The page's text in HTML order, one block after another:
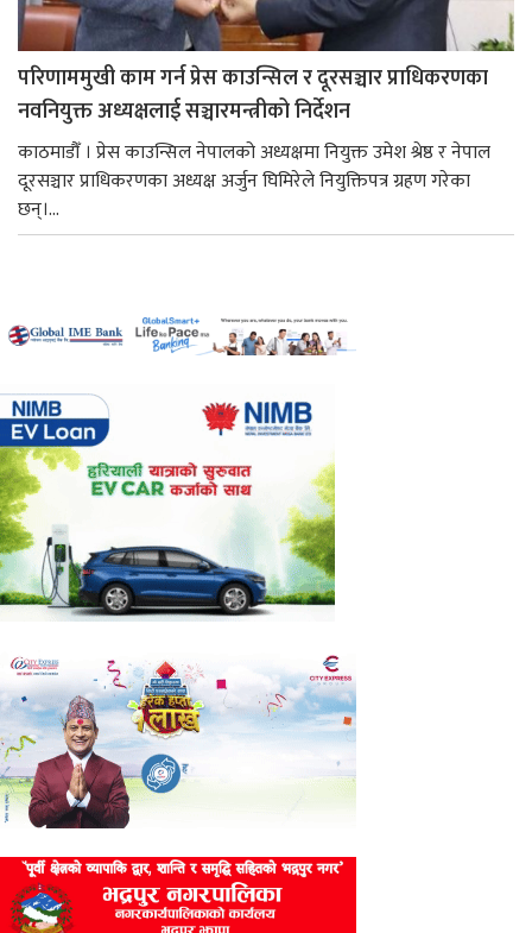
परिणाममुखी काम गर्न प्रेस काउन्सिल र दूरसञ्चार प्राधिकरणका
नवनियुक्त अध्यक्षलाई सञ्चारमन्त्रीको निर्देशन
काठमाडौँ । प्रेस काउन्सिल नेपालको अध्यक्षमा नियुक्त उमेश श्रेष्ठ र नेपाल
दूरसञ्चार प्राधिकरणका अध्यक्ष अर्जुन घिमिरेले नियुक्तिपत्र ग्रहण गरेका
छन्।...